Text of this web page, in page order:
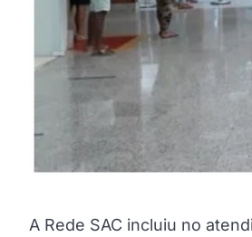
A Rede SAC incluiu no